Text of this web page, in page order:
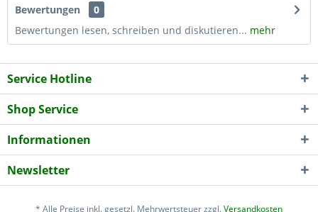
Bewertungen
0
Bewertungen lesen, schreiben und diskutieren... mehr
Service Hotline
Shop Service
Informationen
Newsletter
* Alle Preise inkl. gesetzl. Mehrwertsteuer zzgl.Versandkosten